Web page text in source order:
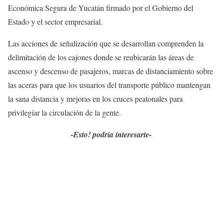
Económica Segura de Yucatán firmado por el Gobierno del
Estado y el sector empresarial.
Las acciones de señalización que se desarrollan comprenden la
delimitación de los cajones donde se reubicarán las áreas de
ascenso y descenso de pasajeros, marcas de distanciamiento sobre
las aceras para que los usuarios del transporte público mantengan
la sana distancia y mejoras en los cruces peatonales para
privilegiar la circulación de la gente.
-Esto! podría interesarte-